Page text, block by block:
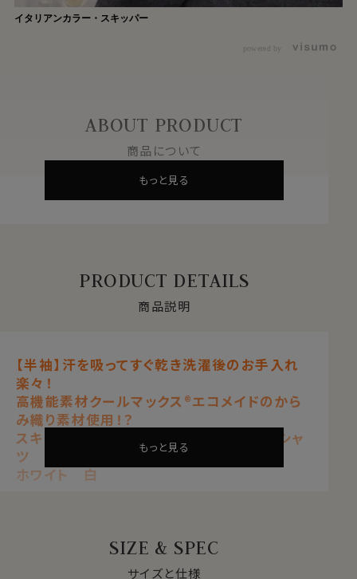
イタリアンカラー・スキッパー
powered by
ABOUT PRODUCT
商品について
もっと見る
PRODUCT DETAILS
商品説明
【半袖】汗を吸ってすぐ乾き洗濯後のお手入れ
楽々！
高機能素材クールマックス®エコメイドのから
み織り素材使用！？
スキッパータイプのイタリアンカラー半袖シャ
ツ
ホワイト 白
【 ボタンダウン 】【 第一ボタン無し 】
もっと見る
SIZE & SPEC
サイズと仕様